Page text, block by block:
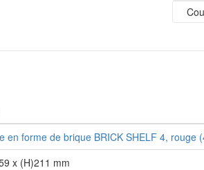
en forme de brique BRICK SHELF 4, rouge
x (H)211 mm